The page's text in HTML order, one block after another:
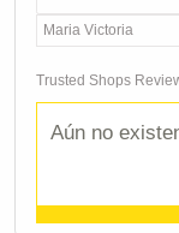
Maria Victoria
Trusted Shops
Aún no